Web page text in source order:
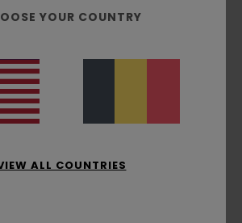
principale] 50% coton
20% polyester recyclé
YOUR COUNTRY
ALL COUNTRIES